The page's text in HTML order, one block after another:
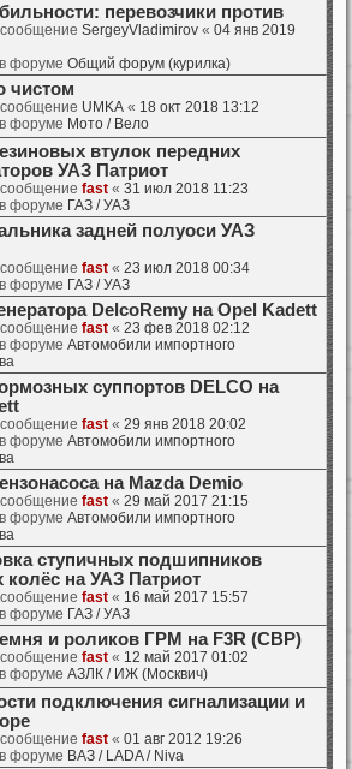
перевозчики против
SergeyVladimirov « 04 янв 2019
форуме Общий форум (курилка)
чистом
UMKA « 18 окт 2018 13:12
форуме Мото / Вело
втулок передних
УАЗ Патриот
fast « 31 июл 2018 11:23
форуме ГАЗ / УАЗ
задней полуоси УАЗ
fast « 23 июл 2018 00:34
форуме ГАЗ / УАЗ
DelcoRemy на Opel Kadett
fast « 23 фев 2018 02:12
форуме Автомобили импортного
суппортов DELCO на
fast « 29 янв 2018 20:02
форуме Автомобили импортного
на Mazda Demio
fast « 29 май 2017 21:15
форуме Автомобили импортного
ступичных подшипников
колёс на УАЗ Патриот
fast « 16 май 2017 15:57
форуме ГАЗ / УАЗ
и роликов ГРМ на F3R (СВР)
fast « 12 май 2017 01:02
форуме АЗЛК / ИЖ (Москвич)
подключения сигнализации и
fast « 01 авг 2012 19:26
форуме ВАЗ / LADA / Niva